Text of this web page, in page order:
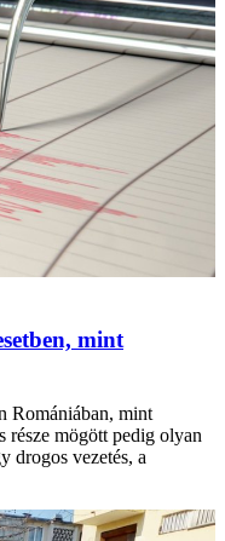
mint
Romániában, mint
része mögött pedig olyan
drogos vezetés, a